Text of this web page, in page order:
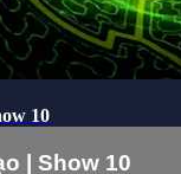
10
| Show 10